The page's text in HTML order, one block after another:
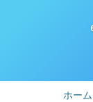
ホーム